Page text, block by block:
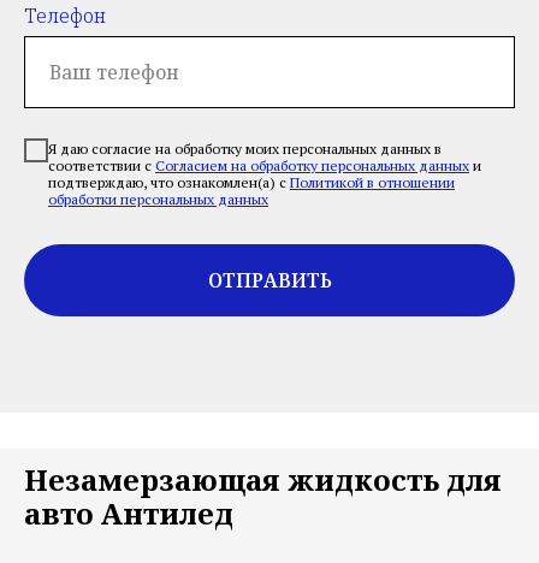
Телефон
Я даю согласие на обработку моих персональных данных в
соответствии с Согласием на обработку персональных данных и
подтверждаю, что ознакомлен(а) с Политикой в отношении
обработки персональных данных
ОТПРАВИТЬ
Незамерзающая жидкость для
авто Антилед